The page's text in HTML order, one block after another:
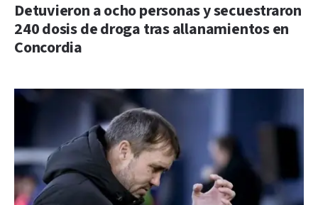
Detuvieron a ocho personas y secuestraron
240 dosis de droga tras allanamientos en
Concordia